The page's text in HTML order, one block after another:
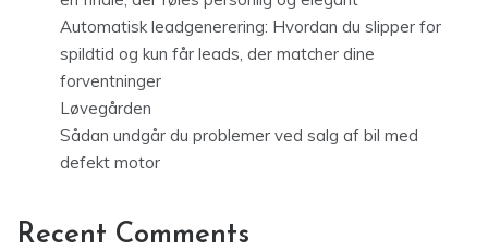
Automatisk leadgenerering: Hvordan du slipper for
spildtid og kun får leads, der matcher dine
forventninger
Løvegården
Sådan undgår du problemer ved salg af bil med
defekt motor
Recent Comments